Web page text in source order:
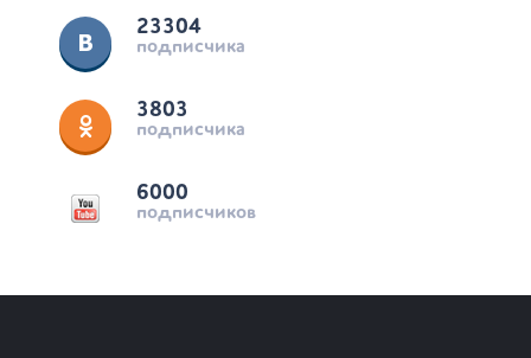
23304
подписчика
3803
подписчика
6000
подписчиков